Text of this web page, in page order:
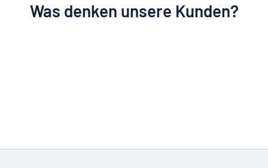
Was denken unsere Kunden?